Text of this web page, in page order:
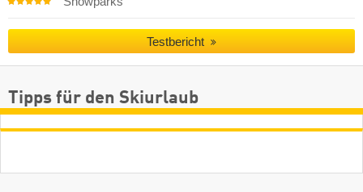
Testbericht
Tipps für den Skiurlaub